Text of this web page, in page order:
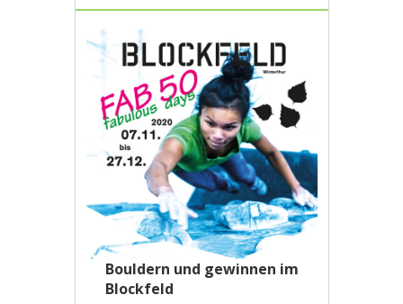
Bouldern und gewinnen im
Blockfeld